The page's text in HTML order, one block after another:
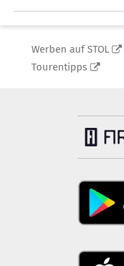
Werben auf STOL
Tourentipps